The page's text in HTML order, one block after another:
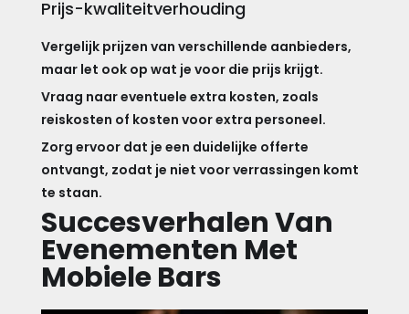
Prijs-kwaliteitverhouding
Vergelijk prijzen van verschillende aanbieders,
maar let ook op wat je voor die prijs krijgt.
Vraag naar eventuele extra kosten, zoals
reiskosten of kosten voor extra personeel.
Zorg ervoor dat je een duidelijke offerte
ontvangt, zodat je niet voor verrassingen komt
te staan.
Succesverhalen Van
Evenementen Met
Mobiele Bars